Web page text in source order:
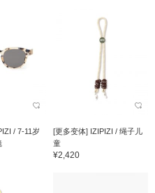
/ 7-11岁
[更多变体] IZIPIZI / 绳子儿
童
¥2,420